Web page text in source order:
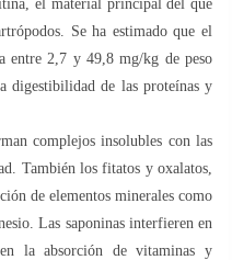
el material principal del que
Se ha estimado que el
entre 2,7 y 49,8 mg/kg de peso
digestibilidad de las proteínas y
complejos insolubles con las
También los fitatos y oxalatos,
de elementos minerales como
Las saponinas interfieren en
la absorción de vitaminas y